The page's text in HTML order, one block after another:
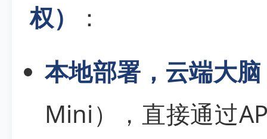
权）
：
本地部署，云端大
Mini），直接通过